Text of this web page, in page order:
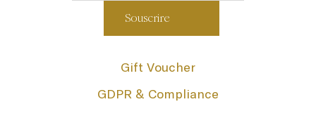
Gift Voucher
GDPR & Compliance